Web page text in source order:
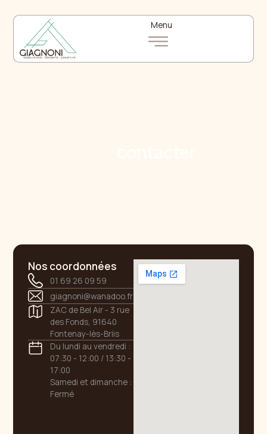
Menu
Nos coordonnées
01 69 26 09 59
giagnoni@wanadoo.fr
ZAC de Bel Air - 3 rue
des Fonds, 91640
Fontenay-lès-Briis
Du lundi au vendredi :
07:30 - 12:00 / 13:30 -
17:00
Samedi et dimanche :
Fermé